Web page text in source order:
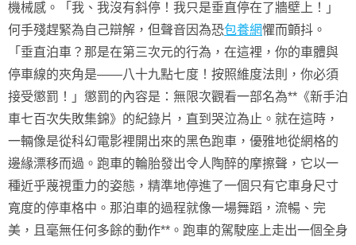
機械感。「我、我沒有斜停！我只是垂直停在了牆壁上！」
何手殘趕緊為自己辯解，但聲音因為恐包養網懼而顫抖。
「垂直泊車？那是在第三次元的行為，在這裡，你的車體與
停車線的夾角是——八十九點七度！按照維度法則，你必須
接受懲罰！」懲罰的內容是：無限次觀看一部名為**《新手泊
車七百次失敗集錦》的紀錄片，直到哭泣為止。就在這時，
一輛像是從科幻電影裡開出來的黑色跑車，優雅地從網格的
邊緣漂移而過。跑車的輪胎發出令人陶醉的摩擦聲，它以一
種近乎蔑視重力的姿態，精準地停進了一個只有它車身尺寸
寬度的停車格中。那泊車的過程就像一場舞蹈，流暢、完
美，且毫無任何多餘的動作**。跑車的駕駛座上走出一個全身